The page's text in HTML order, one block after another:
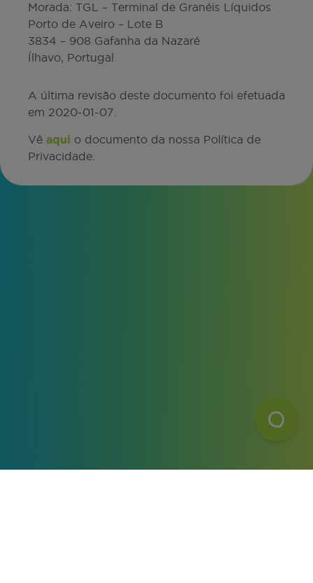
Morada: TGL – Terminal de Granéis Líquidos
Porto de Aveiro – Lote B
3834 – 908 Gafanha da Nazaré
Ílhavo, Portugal
A última revisão deste documento foi efetuada
em 2020-01-07.
Vê aqui o documento da nossa Política de
Privacidade.